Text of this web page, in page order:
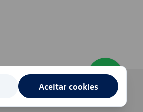
Aceitar cookies